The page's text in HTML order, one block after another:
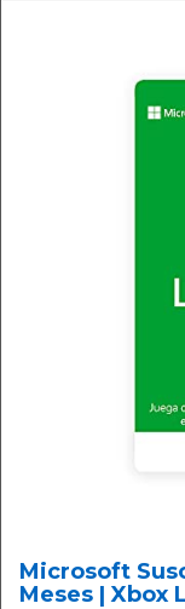
Microsoft
Meses | Xbox